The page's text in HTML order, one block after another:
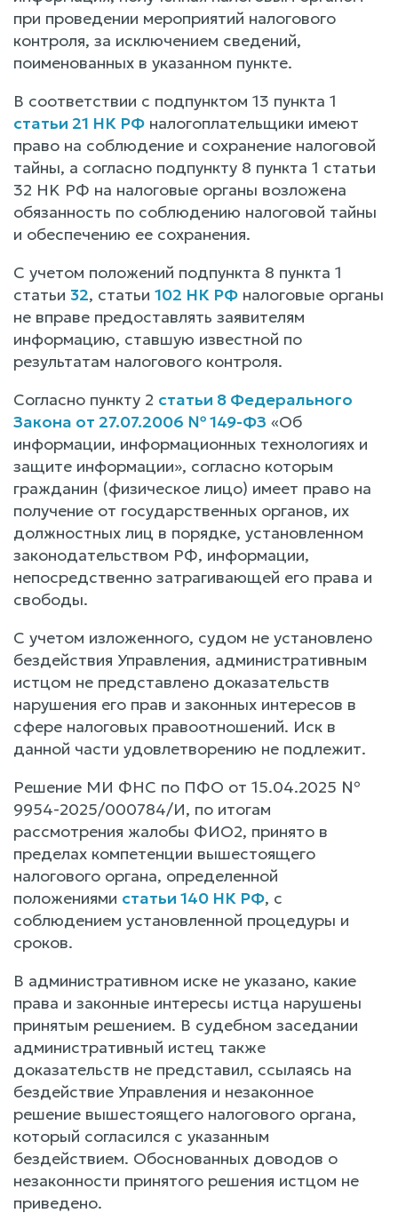
при проведении мероприятий налогового
контроля, за исключением сведений,
поименованных в указанном пункте.
В соответствии с подпунктом 13 пункта 1
статьи 21 НК РФ налогоплательщики имеют
право на соблюдение и сохранение налоговой
тайны, а согласно подпункту 8 пункта 1 статьи
32 НK РФ на налоговые органы возложена
обязанность по соблюдению налоговой тайны
и обеспечению ее сохранения.
С учетом положений подпункта 8 пункта 1
статьи 32, статьи 102 НК РФ налоговые органы
не вправе предоставлять заявителям
информацию, ставшую известной по
результатам налогового контроля.
Согласно пункту 2 статьи 8 Федерального
Закона от 27.07.2006 № 149-ФЗ «Об
информации, информационных технологиях и
защите информации», согласно которым
гражданин (физическое лицо) имеет право на
получение от государственных органов, их
должностных лиц в порядке, установленном
законодательством РФ, информации,
непосредственно затрагивающей его права и
свободы.
С учетом изложенного, судом не установлено
бездействия Управления, административным
истцом не представлено доказательств
нарушения его прав и законных интересов в
сфере налоговых правоотношений. Иск в
данной части удовлетворению не подлежит.
Решение МИ ФНС по ПФО от 15.04.2025 №
9954-2025/000784/И, по итогам
рассмотрения жалобы ФИО2, принято в
пределах компетенции вышестоящего
налогового органа, определенной
положениями статьи 140 НК РФ, с
соблюдением установленной процедуры и
сроков.
В административном иске не указано, какие
права и законные интересы истца нарушены
принятым решением. В судебном заседании
административный истец также
доказательств не представил, ссылаясь на
бездействие Управления и незаконное
решение вышестоящего налогового органа,
который согласился с указанным
бездействием. Обоснованных доводов о
незаконности принятого решения истцом не
приведено.